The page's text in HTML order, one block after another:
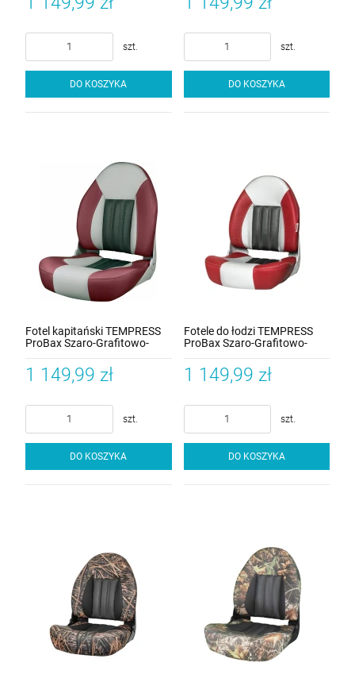
szt.
DO KOSZYKA
szt.
DO KOSZYKA
Fotel kapitański TEMPRESS
ProBax Szaro-Grafitowo-
1 149,99 zł
szt.
DO KOSZYKA
Fotele do łodzi TEMPRESS
ProBax Szaro-Grafitowo-
1 149,99 zł
szt.
DO KOSZYKA